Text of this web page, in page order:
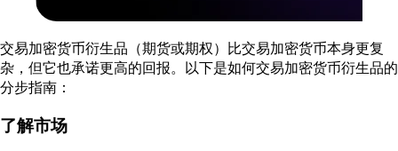
交易加密货币衍生品（期货或期权）比交易加密货币本身更复
杂，但它也承诺更高的回报。以下是如何交易加密货币衍生品的
分步指南：
了解市场